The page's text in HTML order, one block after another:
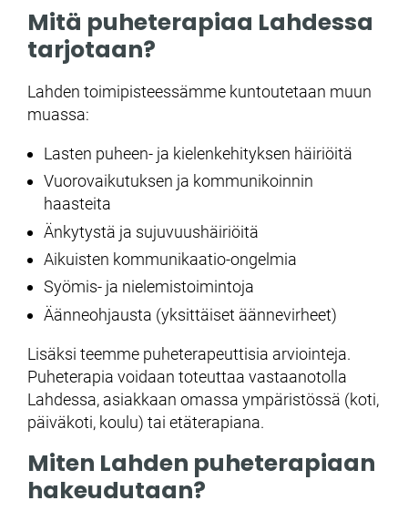
Mitä puheterapiaa Lahdessa
tarjotaan?
Lahden toimipisteessämme kuntoutetaan muun
muassa:
Lasten puheen- ja kielenkehityksen häiriöitä
Vuorovaikutuksen ja kommunikoinnin
haasteita
Änkytystä ja sujuvuushäiriöitä
Aikuisten kommunikaatio-ongelmia
Syömis- ja nielemistoimintoja
Äänneohjausta (yksittäiset äännevirheet)
Lisäksi teemme puheterapeuttisia arviointeja.
Puheterapia voidaan toteuttaa vastaanotolla
Lahdessa, asiakkaan omassa ympäristössä (koti,
päiväkoti, koulu) tai etäterapiana.
Miten Lahden puheterapiaan
hakeudutaan?